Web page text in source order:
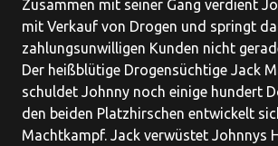
Zusammen mit seiner Gang verdient
mit Verkauf von Drogen und springt
zahlungsunwilligen Kunden nicht
Der heißblütige Drogensüchtige Jack
schuldet Johnny noch einige hundert
den beiden Platzhirschen entwickelt
Machtkampf. Jack verwüstet Johnnys